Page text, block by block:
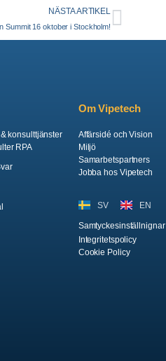
NÄSTA ARTIKEL
Summit 16 oktober i Stockholm!
konsulttjänster
RPA
Om Vipetech
Affärsidé och Vision
Miljö
Samarbetspartners
Jobba hos Vipetech
SV EN
Samtyckesinställnignar
Integritetspolicy
Cookie Policy